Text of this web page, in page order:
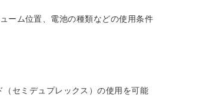
ーム位置、電池の種類などの使用条件
セミデュプレックス）の使用を可能